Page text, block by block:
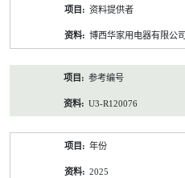
资料提供者
博西华家用电器有限公司
参考编号
U3-R120076
年份
2025